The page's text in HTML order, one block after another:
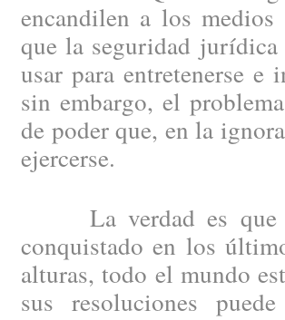
encandilen a los
que la seguridad
usar para entretenerse
sin embargo, el
de poder que, en la
ejercerse.
La verdad es que
conquistado en los
alturas, todo el mundo
sus resoluciones